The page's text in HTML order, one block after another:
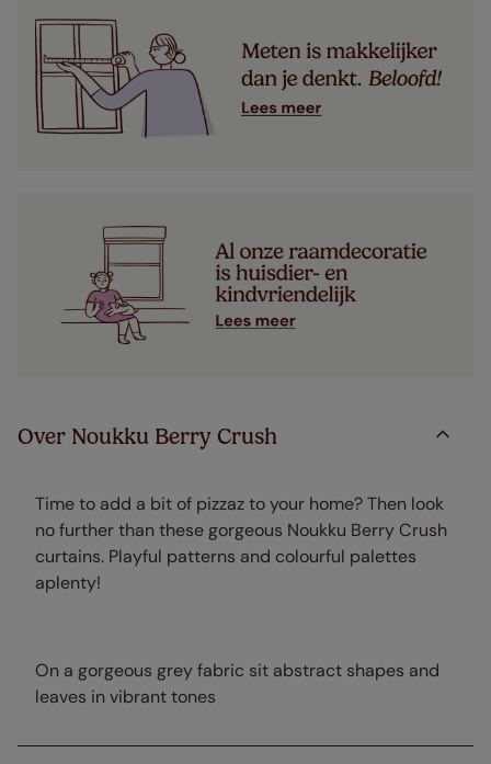
Over Noukku Berry Crush
Time to add a bit of pizzaz to your home? Then look
no further than these gorgeous Noukku Berry Crush
curtains. Playful patterns and colourful palettes
aplenty!
On a gorgeous grey fabric sit abstract shapes and
leaves in vibrant tones